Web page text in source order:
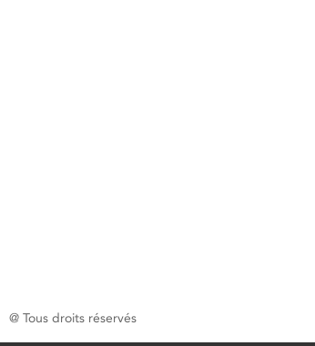
@ Tous droits réservés